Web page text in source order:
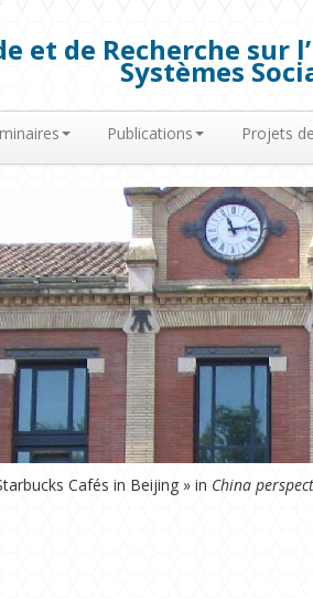
et de Recherche sur
Systèmes
Publications Projets
Cafés in Beijing » in China